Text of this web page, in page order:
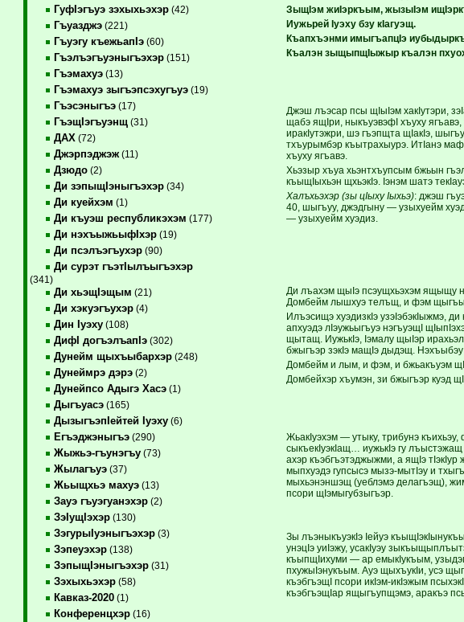
ГуфIэгъуэ зэхыхьэхэр(42)
Гъуазджэ(221)
Гъуэгу къежьапIэ(60)
Гъэлъэгъуэныгъэхэр(151)
Гъэмахуэ(13)
Гъэмахуэ зыгъэпсэхугъуэ(19)
Гъэсэныгъэ(17)
ГъэщIэгъуэнщ(31)
ДАХ (72)
Джэрпэджэж(11)
Дзюдо(2)
Ди зэпыщIэныгъэхэр(34)
Ди куейхэм (1)
Ди къуэш республикэхэм (177)
Ди нэхъыжьыфIхэр(19)
Ди псэлъэгъухэр(90)
Ди сурэт гъэтIылъыгъэхэр
(341)
Ди хьэщIэщым (21)
Ди хэкуэгъухэр(4)
Дин Iуэху(108)
ДифI догъэлъапIэ(302)
Дунейм щыхъыбархэр(248)
Дунеймрэ дэрэ(2)
Дунейпсо Адыгэ Хасэ(1)
Дыгъуасэ(165)
ДызыгъэпIейтей Iуэху(6)
Егъэджэныгъэ(290)
Жыжьэ-гъунэгъу(73)
Жылагъуэ(37)
Жьыщхьэ махуэ(13)
Зауэ гъуэгуанэхэр(2)
ЗэIущIэхэр(130)
ЗэгурыIуэныгъэхэр(3)
Зэпеуэхэр(138)
ЗэпыщIэныгъэхэр(31)
Зэхыхьэхэр(58)
Кавказ-2020(1)
Конференцхэр(16)
ЗыщIэм жиIэркъым, жызыIэм
Иужьрей Iуэху бзу кIагуэщ.
Къапхъэнми имыгъапцIэ
Къалэн зыщыпщIыжыр къалэн
Джэш лъэсар псы щIыIэм хакIутэри,
щабэ ящIри, ныкъуэвэфI хъуху
иракIутэжри, шэ гъэпщта щIакIэ,
тхъурымбэр къытрахыурэ. ИтIанэ
хъуху ягъавэ.
Хьэзыр хъуа хьэнтхъупсым бжьын
къыщIыхьэн щхьэкIэ. Iэнэм шатэ
Халъхьэхэр (зы цIыху Iыхьэ): джэш
40, шыгъуу, джэдгыну — узыхуейм
— узыхуейм хуэдиз.
Ди лъахэм щыIэ псэущхьэхэм ящыщу
Домбейм лышхуэ телъщ, и фэм
Илъэсищэ хуэдизкIэ узэIэбэкIыжмэ,
апхуэдэ лIэужьыгъуэ нэгъуэщI
щытащ. ИужькIэ, Iэмалу щыIэр
бжыгъэр зэкIэ мащIэ дыдэщ.
Домбейм и лым, и фэм, и бжьакъуэм
Домбейхэр хъумэн, зи бжыгъэр куэд
ЖьакIуэхэм — утыку, трибунэ
сыкъекIуэкIащ… иужькIэ гу
ахэр къэбгъэтэджыжми, а ящIэ
мыпхуэдэ гупсысэ мызэ-мытIэу и
мыхьэнэншэщ (уеблэмэ делагъэщ),
псори щIэмыгубзыгъэр.
Зы лъэныкъуэкIэ Iейуэ
унэцIэ уиIэжу, усакIуэу
къыпщIихуми — ар емыкIукъым,
пхужыIэнукъым. Ауэ щыхъукIи, усэ
къэбгъэщI псори икIэм-икIэжым
къэбгъэщIар ящыгъупщэмэ, аракъэ